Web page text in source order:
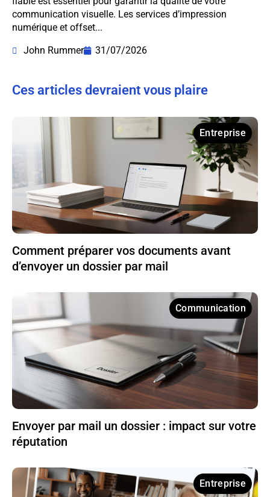
communication visuelle. Les services d’impression
numérique et offset...
John Rummer
31/07/2026
Ces articles devraient vous plaire
Entreprise
Comment préparer vos documents avant
d’envoyer un dossier par mail
Communication
Envoyer par mail un dossier : impact sur votre
réputation
Entreprise